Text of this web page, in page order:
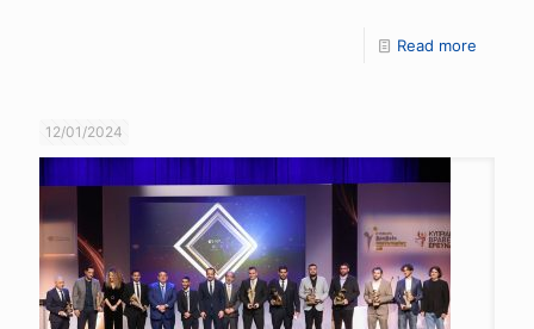
Read more
12/01/2024